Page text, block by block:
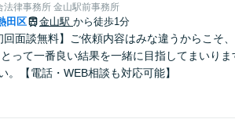
法律事務所 金山駅前事務所
田区 金山駅 から徒歩1分
回面談無料】ご依頼内容はみな違うからこそ
って一番良い結果を一緒に目指してまいり
。【電話・WEB相談も対応可能】